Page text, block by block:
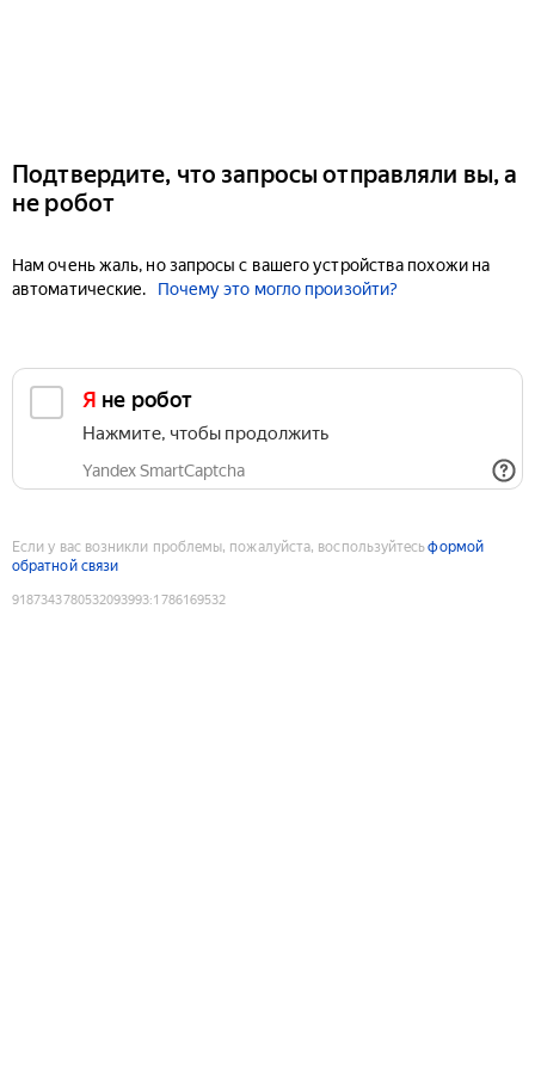
Подтвердите, что запросы отправляли вы, а
не робот
Нам очень жаль, но запросы с вашего устройства похожи на
автоматические.
Почему это могло произойти?
Я не робот
Нажмите, чтобы продолжить
Yandex SmartCaptcha
Если у вас возникли проблемы, пожалуйста, воспользуйтесьформой
обратной связи
9187343780532093993:1786169532